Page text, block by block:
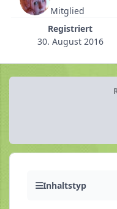
Mitglied
Registriert
30. August 2016
Inhaltstyp